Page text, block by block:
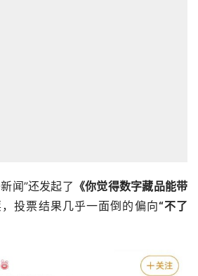
闻”还发起了 《你觉得数字藏品能带
投票结果几乎一面倒的偏向“不了